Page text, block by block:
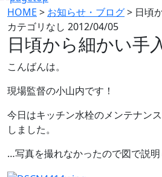
HOME > お知らせ・ブログ> 日頃
カテゴリなし 2012/04/05
日頃から細かい手
こんばんは。
現場監督の小山内です！
今日はキッチン水栓のメンテナン
しました。
…写真を撮れなかったので図で説明